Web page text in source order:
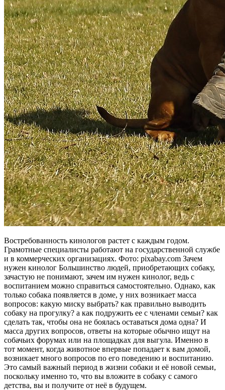
Востребованность кинологов растет с каждым годом.
Грамотные специалисты работают на государственной службе
и в коммерческих организациях. Фото: pixabay.com Зачем
нужен кинолог Большинство людей, приобретающих собаку,
зачастую не понимают, зачем им нужен кинолог, ведь с
воспитанием можно справиться самостоятельно. Однако, как
только собака появляется в доме, у них возникает масса
вопросов: какую миску выбрать? как правильно выводить
собаку на прогулку? а как подружить ее с членами семьи? как
сделать так, чтобы она не боялась оставаться дома одна? И
масса других вопросов, ответы на которые обычно ищут на
собачьих форумах или на площадках для выгула. Именно в
тот момент, когда животное впервые попадает к вам домой,
возникает много вопросов по его поведению и воспитанию.
Это самый важный период в жизни собаки и её новой семьи,
поскольку именно то, что вы вложите в собаку с самого
детства, вы и получите от неё в будущем.